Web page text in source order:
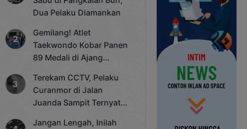
Dua Pelaku Diamankan
Gemilang! Atlet
Taekwondo Kobar Panen
89 Medali di Ajang
Cup 2025
Terekam CCTV, Pelaku
Curanmor di Jalan
Juanda Sampit Ternyata
Jangan Lengah, Inilah